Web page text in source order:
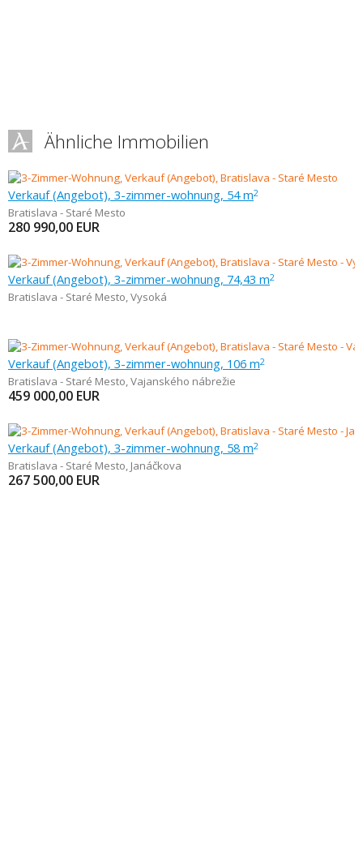
Ähnliche Immobilien
Verkauf (Angebot), 3-zimmer-wohnung, 54 m2
Bratislava - Staré Mesto
280 990,00 EUR
Verkauf (Angebot), 3-zimmer-wohnung, 74,43 m2
Bratislava - Staré Mesto,Vysoká
Verkauf (Angebot), 3-zimmer-wohnung, 106 m2
Bratislava - Staré Mesto,Vajanského nábrežie
459 000,00 EUR
Verkauf (Angebot), 3-zimmer-wohnung, 58 m2
Bratislava - Staré Mesto, Janáčkova
267 500,00 EUR